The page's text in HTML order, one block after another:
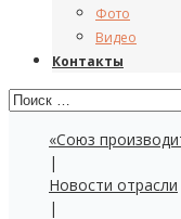
Фото
Видео
Контакты
Поиск:
«Союз
|
Новости отрасли
|